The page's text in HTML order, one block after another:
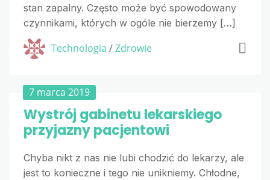
stan zapalny. Często może być spowodowany
czynnikami, których w ogóle nie bierzemy […]
Technologia /Zdrowie
7 marca 2019
Wystrój gabinetu lekarskiego
przyjazny pacjentowi
Chyba nikt z nas nie lubi chodzić do lekarzy, ale
jest to konieczne i tego nie unikniemy. Chłodne,